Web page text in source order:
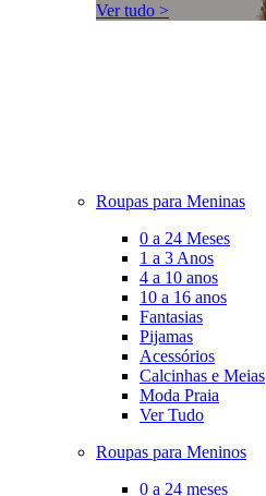
Ver tudo >
Roupas para Meninas
0 a 24 Meses
1 a 3 Anos
4 a 10 anos
10 a 16 anos
Fantasias
Pijamas
Acessórios
Calcinhas e Meias
Moda Praia
Ver Tudo
Roupas para Meninos
0 a 24 meses